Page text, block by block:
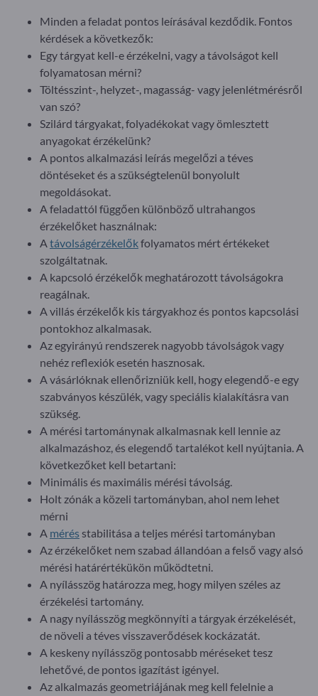
Minden a feladat pontos leírásával kezdődik. Fontos
kérdések a következők:
Egy tárgyat kell-e érzékelni, vagy a távolságot kell
folyamatosan mérni?
Töltésszint-, helyzet-, magasság- vagy jelenlétmérésről
van szó?
Szilárd tárgyakat, folyadékokat vagy ömlesztett
anyagokat érzékelünk?
A pontos alkalmazási leírás megelőzi a téves
döntéseket és a szükségtelenül bonyolult
megoldásokat.
A feladattól függően különböző ultrahangos
érzékelőket használnak:
A távolságérzékelőkfolyamatos mért értékeket
szolgáltatnak.
A kapcsoló érzékelők meghatározott távolságokra
reagálnak.
A villás érzékelők kis tárgyakhoz és pontos kapcsolási
pontokhoz alkalmasak.
Az egyirányú rendszerek nagyobb távolságok vagy
nehéz reflexiók esetén hasznosak.
A vásárlóknak ellenőrizniük kell, hogy elegendő-e egy
szabványos készülék, vagy speciális kialakításra van
szükség.
A mérési tartománynak alkalmasnak kell lennie az
alkalmazáshoz, és elegendő tartalékot kell nyújtania. A
következőket kell betartani:
Minimális és maximális mérési távolság.
Holt zónák a közeli tartományban, ahol nem lehet
mérni
A mérés stabilitása a teljes mérési tartományban
Az érzékelőket nem szabad állandóan a felső vagy alsó
mérési határértékükön működtetni.
A nyílásszög határozza meg, hogy milyen széles az
érzékelési tartomány.
A nagy nyílásszög megkönnyíti a tárgyak érzékelését,
de növeli a téves visszaverődések kockázatát.
A keskeny nyílásszög pontosabb méréseket tesz
lehetővé, de pontos igazítást igényel.
Az alkalmazás geometriájának meg kell felelnie a